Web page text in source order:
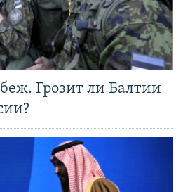
Грозит ли Балтии